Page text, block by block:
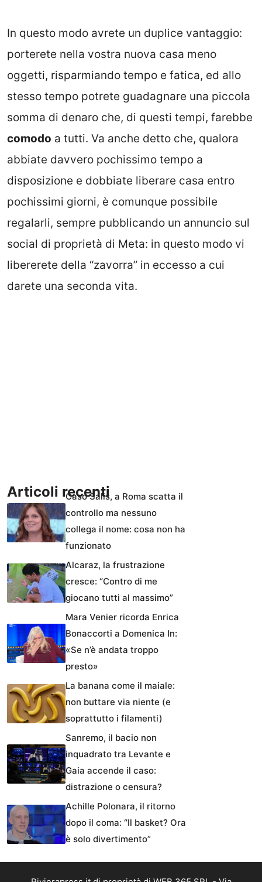
In questo modo avrete un duplice vantaggio:
porterete nella vostra nuova casa meno
oggetti, risparmiando tempo e fatica, ed allo
stesso tempo potrete guadagnare una piccola
somma di denaro che, di questi tempi, farebbe
comodo a tutti. Va anche detto che, qualora
abbiate davvero pochissimo tempo a
disposizione e dobbiate liberare casa entro
pochissimi giorni, è comunque possibile
regalarli, sempre pubblicando un annuncio sul
social di proprietà di Meta: in questo modo vi
libererete della “zavorra” in eccesso a cui
darete una seconda vita.
Articoli recentiCaso Salis, a Roma scatta il
controllo ma nessuno
collega il nome: cosa non ha
funzionato
Alcaraz, la frustrazione
cresce: “Contro di me
giocano tutti al massimo”
Mara Venier ricorda Enrica
Bonaccorti a Domenica In:
«Se n’è andata troppo
presto»
La banana come il maiale:
non buttare via niente (e
soprattutto i filamenti)
Sanremo, il bacio non
inquadrato tra Levante e
Gaia accende il caso:
distrazione o censura?
Achille Polonara, il ritorno
dopo il coma: “Il basket? Ora
è solo divertimento”